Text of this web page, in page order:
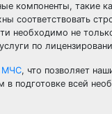
компоненты, такие
соответствовать
необходимо не
по
МЧС, что позволяет
всей